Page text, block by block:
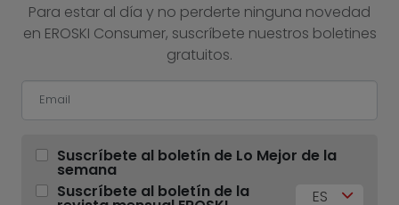
Para estar al día y no perderte ninguna novedad
en EROSKI Consumer, suscríbete nuestros boletines
gratuitos.
Suscríbete al boletín de Lo Mejor de la
semana
Suscríbete al boletín de la
ES